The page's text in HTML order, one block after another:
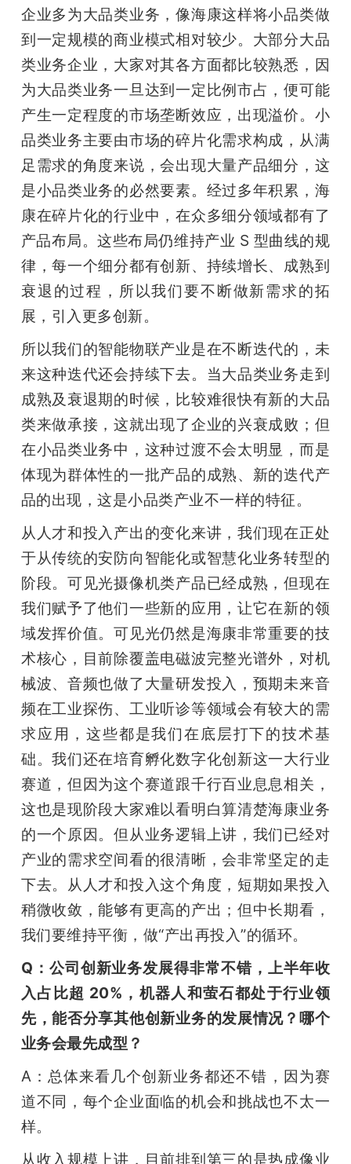
企业多为大品类业务，像海康这样将小品类做
到一定规模的商业模式相对较少。大部分大品
类业务企业，大家对其各方面都比较熟悉，因
为大品类业务一旦达到一定比例市占，便可能
产生一定程度的市场垄断效应，出现溢价。小
品类业务主要由市场的碎片化需求构成，从满
足需求的角度来说，会出现大量产品细分，这
是小品类业务的必然要素。经过多年积累，海
康在碎片化的行业中，在众多细分领域都有了
产品布局。这些布局仍维持产业 S 型曲线的规
律，每一个细分都有创新、持续增长、成熟到
衰退的过程，所以我们要不断做新需求的拓
展，引入更多创新。
所以我们的智能物联产业是在不断迭代的，未
来这种迭代还会持续下去。当大品类业务走到
成熟及衰退期的时候，比较难很快有新的大品
类来做承接，这就出现了企业的兴衰成败；但
在小品类业务中，这种过渡不会太明显，而是
体现为群体性的一批产品的成熟、新的迭代产
品的出现，这是小品类产业不一样的特征。
从人才和投入产出的变化来讲，我们现在正处
于从传统的安防向智能化或智慧化业务转型的
阶段。可见光摄像机类产品已经成熟，但现在
我们赋予了他们一些新的应用，让它在新的领
域发挥价值。可见光仍然是海康非常重要的技
术核心，目前除覆盖电磁波完整光谱外，对机
械波、音频也做了大量研发投入，预期未来音
频在工业探伤、工业听诊等领域会有较大的需
求应用，这些都是我们在底层打下的技术基
础。我们还在培育孵化数字化创新这一大行业
赛道，但因为这个赛道跟千行百业息息相关，
这也是现阶段大家难以看明白算清楚海康业务
的一个原因。但从业务逻辑上讲，我们已经对
产业的需求空间看的很清晰，会非常坚定的走
下去。从人才和投入这个角度，短期如果投入
稍微收敛，能够有更高的产出；但中长期看，
我们要维持平衡，做“产出再投入”的循环。
Q：公司创新业务发展得非常不错，上半年收
入占比超 20%，机器人和萤石都处于行业领
先，能否分享其他创新业务的发展情况？哪个
业务会最先成型？
A：总体来看几个创新业务都还不错，因为赛
道不同，每个企业面临的机会和挑战也不太一
样。
从收入规模上讲，目前排到第三的是热成像业